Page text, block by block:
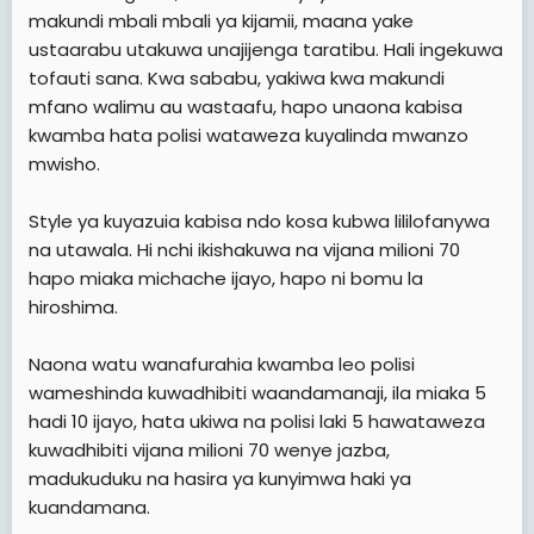
kutoa hasira zao.
Tunakosea kuona kwamba mtunga katiba alikosea;
maandamano ni haki, na ni wajibu, yawekewe sheria
rasmi na miongozo.
Wenu
serikali ambazo ni walengwa wa maandamano, kama:
TRA, Tume ya Uchaguzi, NECTA, Halmashauri, Tume ya
Wastaafu n.k kwa sababu sheria itaweka wazi kwamba:
viongozi wa taasisi ambazo ni walengwa wa
maandamano, wanawajibika kupokea malalamiko ya
waandamanaji na kutoa ahadi ya kutatua.
Ikiwa hivo, maandamano yatakuwa ni chanzo kuzuri
kijamii. Na hii nafikiri ndo maono makuu ya mwandishi
wa katiba ya JMT. Kile kifungu cha kuandamana
hakikuwekwa pale bahati mbaya.
Mbinu inayotumika sasahivi: ya kuyanajisisha na
machafuko makubwa kwa Tanzania ya kesho, na
ikumbukwe kwamba Tanzania ni nchi yenye ongezeko
la kasi sana la idadi ya watu, maana yake, intensity ya
bomu la machafuko ya maandamano litazidi kuwa
kubwa kadri muda unavyozidi kusonga mbele. Kwa
sababu, utajikuta hasira za makundi mbalimbali ya
kijamii, zinaungana kwa pamoja, ndo sababu utajiuliza
makundi mbali mbali ya kijamii, maana yake
ustaarabu utakuwa unajijenga taratibu. Hali ingekuwa
tofauti sana. Kwa sababu, yakiwa kwa makundi
mfano walimu au wastaafu, hapo unaona kabisa
kwamba hata polisi wataweza kuyalinda mwanzo
mwisho.
Style ya kuyazuia kabisa ndo kosa kubwa lililofanywa
na utawala. Hi nchi ikishakuwa na vijana milioni 70
hapo miaka michache ijayo, hapo ni bomu la
hiroshima.
Naona watu wanafurahia kwamba leo polisi
wameshinda kuwadhibiti waandamanaji, ila miaka 5
hadi 10 ijayo, hata ukiwa na polisi laki 5 hawataweza
kuwadhibiti vijana milioni 70 wenye jazba,
madukuduku na hasira ya kunyimwa haki ya
kuandamana.